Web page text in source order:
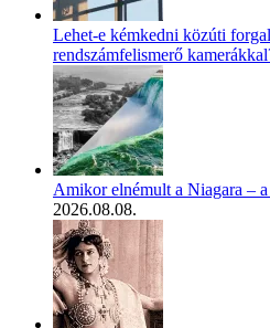
Lehet-e kémkedni közúti
rendszámfelismerő
Amikor elnémult a Niagara –
2026.08.08.